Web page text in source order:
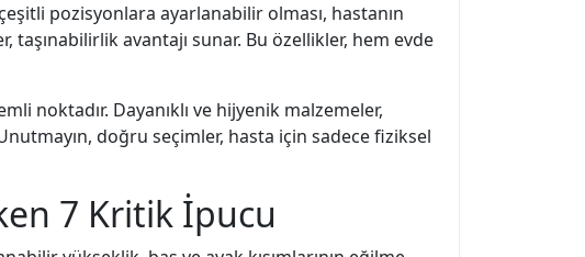
pozisyonlara ayarlanabilir olması, hastanın
avantajı sunar. Bu özellikler, hem evde
noktadır. Dayanıklı ve hijyenik malzemeler,
doğru seçimler, hasta için sadece fiziksel
7 Kritik İpucu